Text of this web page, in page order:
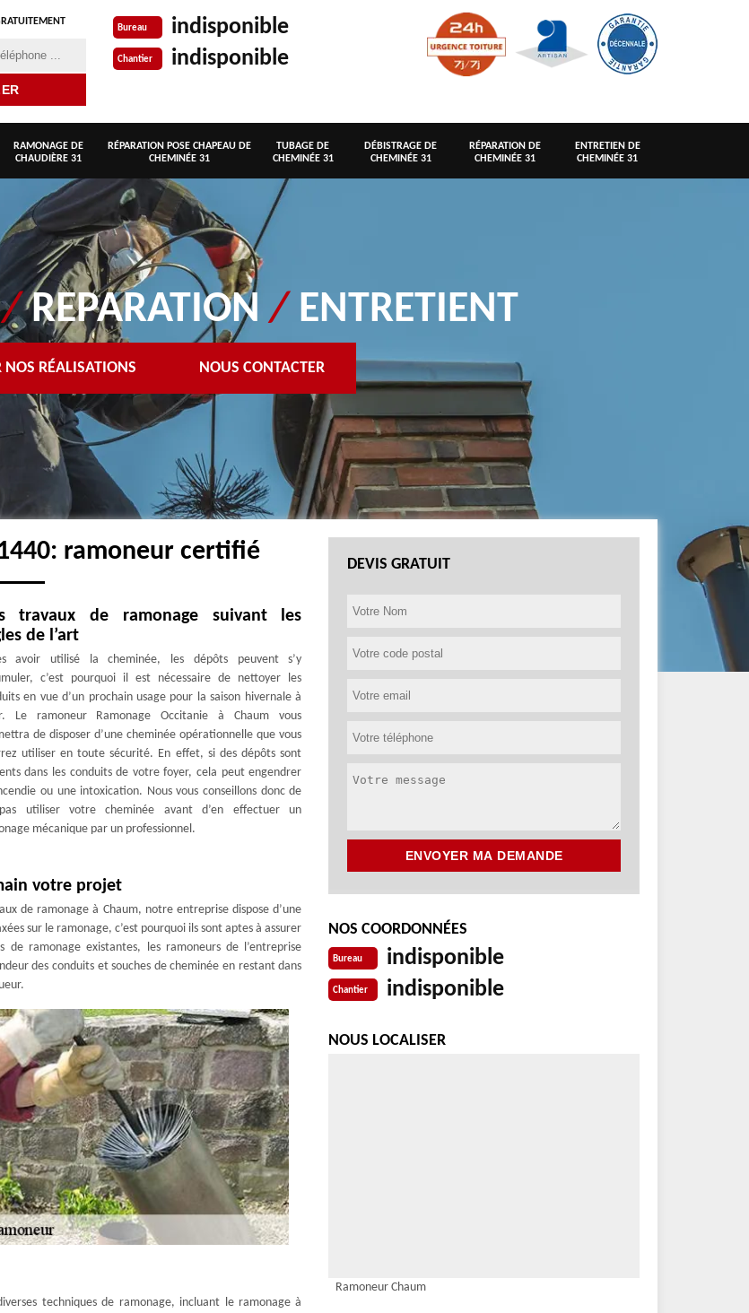
Bureau indisponible
Chantier indisponible
RAMONAGE DE
CHAUDIÈRE 31
RÉPARATION POSE CHAPEAU DE
CHEMINÉE 31
TUBAGE DE
CHEMINÉE 31
DÉBISTRAGE DE
CHEMINÉE 31
RÉPARATION DE
CHEMINÉE 31
ENTRETIEN DE
CHEMINÉE 31
/REPARATION/ ENTRETIENT
NOS RÉALISATIONS NOUS CONTACTER
ramoneur certifié
travaux de ramonage suivant les
de l’art
avoir utilisé la cheminée, les dépôts peuvent s’y
c’est pourquoi il est nécessaire de nettoyer les
en vue d’un prochain usage pour la saison hivernale à
Le ramoneur Ramonage Occitanie à Chaum vous
de disposer d’une cheminée opérationnelle que vous
utiliser en toute sécurité. En effet, si des dépôts sont
dans les conduits de votre foyer, cela peut engendrer
ou une intoxication. Nous vous conseillons donc de
utiliser votre cheminée avant d’en effectuer un
mécanique par un professionnel.
votre projet
de ramonage à Chaum, notre entreprise dispose d’une
sur le ramonage, c’est pourquoi ils sont aptes à assurer
ramonage existantes, les ramoneurs de l’entreprise
des conduits et souches de cheminée en restant dans
techniques de ramonage, incluant le ramonage à
DEVIS GRATUIT
NOS COORDONNÉES
Bureau indisponible
Chantier indisponible
NOUS LOCALISER
Ramoneur Chaum